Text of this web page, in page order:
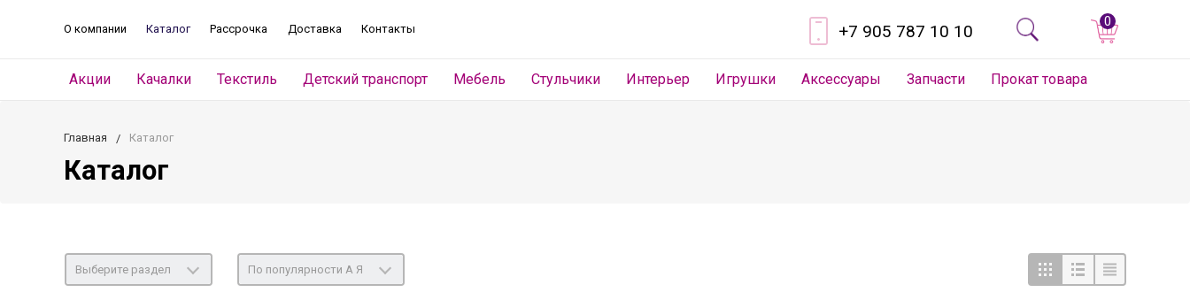
О компании Каталог Рассрочка Доставка Контакты +7 905 787 10 10 0
Акции Качалки Текстиль Детский транспорт Мебель Стульчики Интерьер Игрушки Аксессуары Запчасти Прокат товара
Главная Каталог
Каталог
Выберите раздел По популярности А Я